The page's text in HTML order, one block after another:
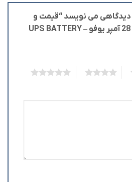
دیدگاهی می نویسد “قیمت و
خرید باتری یو پی اس 28 آمپر یوفو – UPS BATTERY